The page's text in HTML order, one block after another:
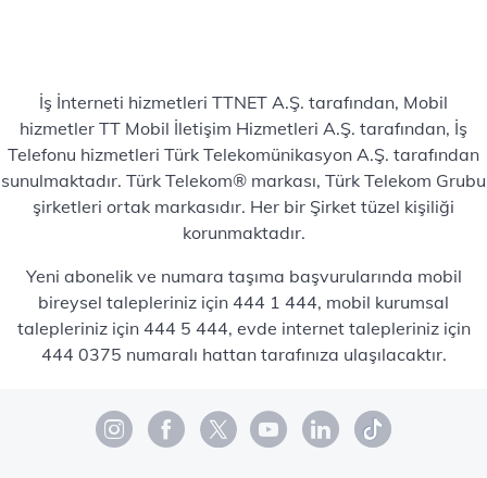
İş İnterneti hizmetleri TTNET A.Ş. tarafından, Mobil
hizmetler TT Mobil İletişim Hizmetleri A.Ş. tarafından, İş
Telefonu hizmetleri Türk Telekomünikasyon A.Ş. tarafından
sunulmaktadır. Türk Telekom® markası, Türk Telekom Grubu
şirketleri ortak markasıdır. Her bir Şirket tüzel kişiliği
korunmaktadır.
Yeni abonelik ve numara taşıma başvurularında mobil
bireysel talepleriniz için 444 1 444, mobil kurumsal
talepleriniz için 444 5 444, evde internet talepleriniz için
444 0375 numaralı hattan tarafınıza ulaşılacaktır.